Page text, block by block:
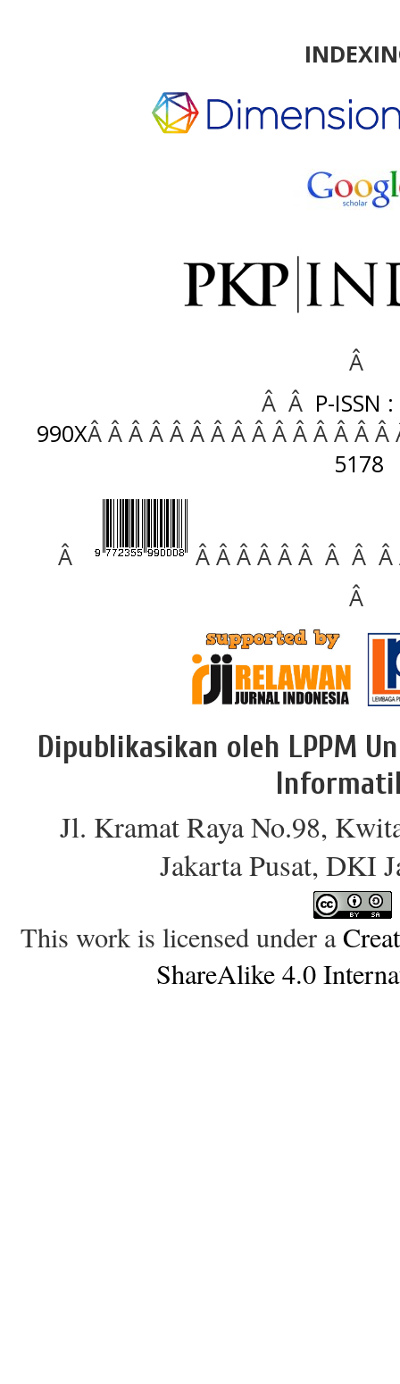
Â
Â Â P-ISSN
990XÂ Â Â Â Â Â Â Â Â Â Â Â Â Â
5178
Â
Â Â Â Â Â Â Â Â
Â
Dipublikasikan oleh LPPM
Jl. Kramat Raya No.98,
Jakarta Pusat, DKI
This work is licensed under a
ShareAlike 4.0